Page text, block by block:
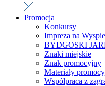
Promocja
Konkursy
Impreza na
BYDGOSKI
Znaki miejskie
Znak promocyjny
Materiały
Współpraca z